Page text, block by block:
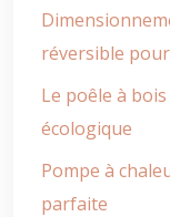
réversible
Le poêle à
écologique
Pompe à
parfaite